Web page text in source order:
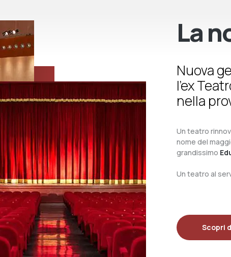
La
Nuova
l’ex
nella
Un teatro
nome del
grandissimo
Un teatro al
Scopri